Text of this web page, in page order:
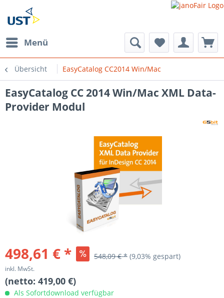
Menü
Übersicht EasyCatalog CC2014 Win/Mac
EasyCatalog CC 2014 Win/Mac XML Data-
Provider Modul
498,61 € * 548,09 € * (9,03% gespart)
inkl. MwSt.
(netto: 419,00 €)
Als Sofortdownload verfügbar